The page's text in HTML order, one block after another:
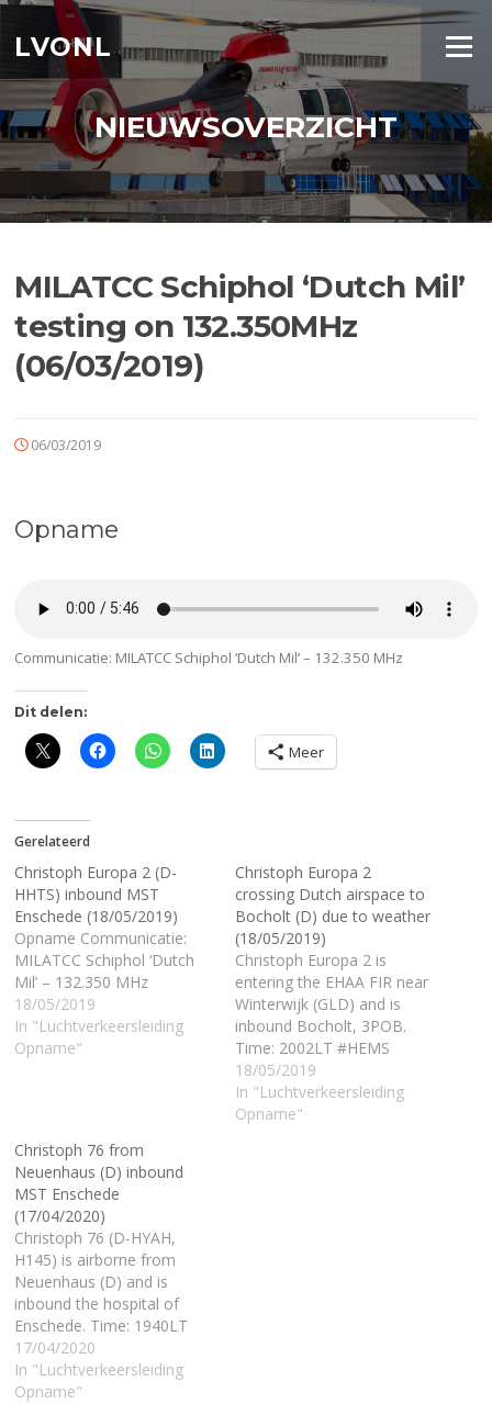
Ga
naar
inhoud
LVONL Menu
NIEUWSOVERZICHT
MILATCC Schiphol ‘Dutch Mil’
testing on 132.350MHz
(06/03/2019)
06/03/2019
Opname
Communicatie: MILATCC Schiphol ‘Dutch Mil’ – 132.350 MHz
Dit delen:
Meer
Gerelateerd
Christoph Europa 2 (D-
HHTS) inbound MST
Enschede (18/05/2019)
Opname Communicatie:
MILATCC Schiphol ‘Dutch
Mil’ – 132.350 MHz
18/05/2019
In "Luchtverkeersleiding
Opname"
Christoph Europa 2
crossing Dutch airspace to
Bocholt (D) due to weather
(18/05/2019)
Christoph Europa 2 is
entering the EHAA FIR near
Winterwijk (GLD) and is
inbound Bocholt, 3POB.
Time: 2002LT #HEMS
#Traumaheli—
LuchtvaartOostNL
(@LuchtvaartO_NL) May
18/05/2019
In "Luchtverkeersleiding
Opname"
Christoph 76 from
Neuenhaus (D) inbound
MST Enschede
(17/04/2020)
Christoph 76 (D-HYAH,
H145) is airborne from
Neuenhaus (D) and is
inbound the hospital of
Enschede. Time: 1940LT
#HEMS #Traumaheli —
LuchtvaartOostNL
(@LuchtvaartO_NL) April
17/04/2020
In "Luchtverkeersleiding
Opname"